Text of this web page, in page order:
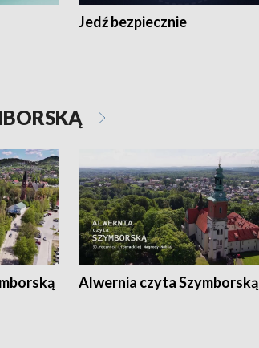
Jedź bezpiecznie
Alwernia czyta Szymborską